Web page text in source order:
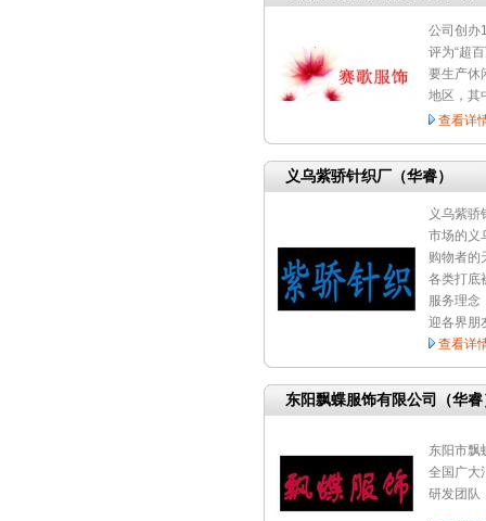
公司创办
评为“超
要生产休
地区，其
查看详
义乌紫骄针织厂（华睿）
义乌紫骄
市场的义
购物者的
各类打底
服务理念
迎各界朋
查看详
东阳飘蝶服饰有限公司（华睿
东阳市飘
全国广大
研发团队